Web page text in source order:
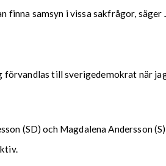
samsyn i vissa sakfrågor, säger
förvandlas till sverigedemokrat när
(SD) och Magdalena Andersson (S)